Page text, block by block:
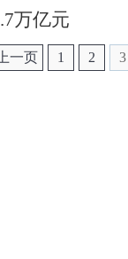
万亿元
上一页 1 2 3